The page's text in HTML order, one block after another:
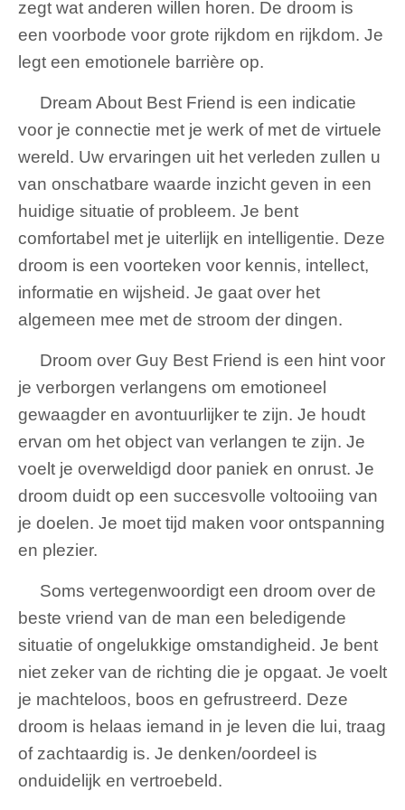
zegt wat anderen willen horen. De droom is
een voorbode voor grote rijkdom en rijkdom. Je
legt een emotionele barrière op.
Dream About Best Friend is een indicatie
voor je connectie met je werk of met de virtuele
wereld. Uw ervaringen uit het verleden zullen u
van onschatbare waarde inzicht geven in een
huidige situatie of probleem. Je bent
comfortabel met je uiterlijk en intelligentie. Deze
droom is een voorteken voor kennis, intellect,
informatie en wijsheid. Je gaat over het
algemeen mee met de stroom der dingen.
Droom over Guy Best Friend is een hint voor
je verborgen verlangens om emotioneel
gewaagder en avontuurlijker te zijn. Je houdt
ervan om het object van verlangen te zijn. Je
voelt je overweldigd door paniek en onrust. Je
droom duidt op een succesvolle voltooiing van
je doelen. Je moet tijd maken voor ontspanning
en plezier.
Soms vertegenwoordigt een droom over de
beste vriend van de man een beledigende
situatie of ongelukkige omstandigheid. Je bent
niet zeker van de richting die je opgaat. Je voelt
je machteloos, boos en gefrustreerd. Deze
droom is helaas iemand in je leven die lui, traag
of zachtaardig is. Je denken/oordeel is
onduidelijk en vertroebeld.